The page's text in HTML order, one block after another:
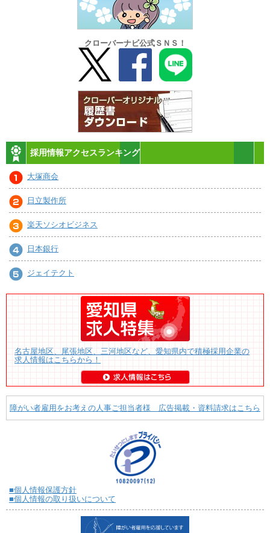
クローバーナビ公式ＳＮＳ！
採用情報アクセスランキング
大塚商会
日立製作所
楽天ソシオビジネス
日本銀行
ジェイテクト
名古屋地区、尾張地区、三河地区など、愛知県内で積極採用企業の
求人情報はこちらから！
障がい者雇用をお考えの人事ご担当者様 広告掲載・資料請求はこちら
■個人情報保護方針
■個人情報の取り扱いについて